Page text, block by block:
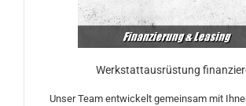
Werkstattausrüstung
Unser Team entwickelt gemeinsam mit